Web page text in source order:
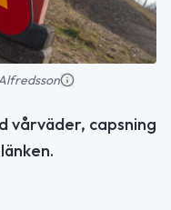
vårväder, capsning